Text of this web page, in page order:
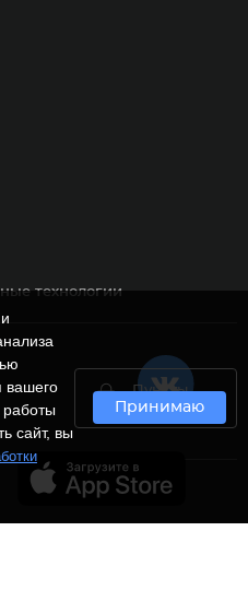
Пункты
самовывоза
технологии
вашего
сайт, вы
Принимаю